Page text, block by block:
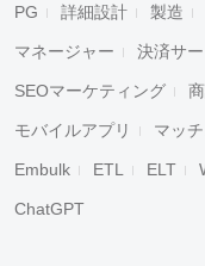
PG 詳細設計 製造
マネージャー 決済サ
SEOマーケティング
モバイルアプリ マッ
Embulk ETL ELT
ChatGPT